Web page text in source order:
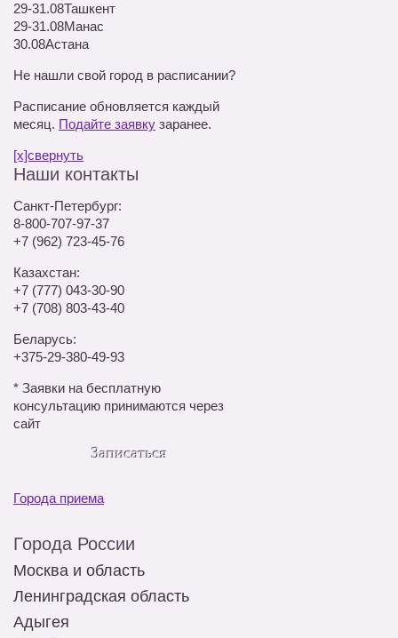
29-31.08Ташкент
29-31.08Манас
30.08Астана
Не нашли свой город в расписании?
Расписание обновляется каждый
месяц. Подайте заявку заранее.
[x]свернуть
Наши контакты
Санкт-Петербург:
8-800-707-97-37
+7 (962) 723-45-76
Казахстан:
+7 (777) 043-30-90
+7 (708) 803-43-40
Беларусь:
+375-29-380-49-93
* Заявки на бесплатную
консультацию принимаются через
сайт
Записаться
Города приема
Города России
Москва и область
Ленинградская область
Адыгея